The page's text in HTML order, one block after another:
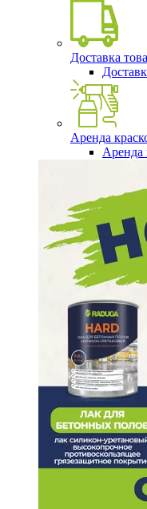
Доставка
Аренда
Аренда